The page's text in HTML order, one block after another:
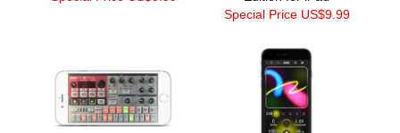
Special Price US$9.99